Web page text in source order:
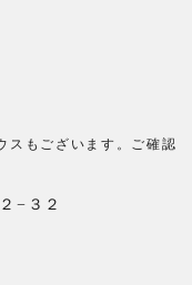
もございます。 ご確認
−３２